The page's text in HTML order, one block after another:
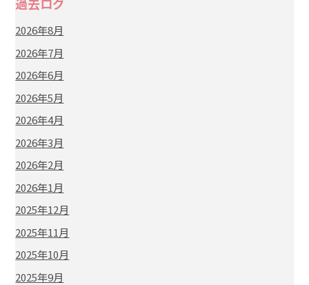
過去ログ
2026年8月
2026年7月
2026年6月
2026年5月
2026年4月
2026年3月
2026年2月
2026年1月
2025年12月
2025年11月
2025年10月
2025年9月